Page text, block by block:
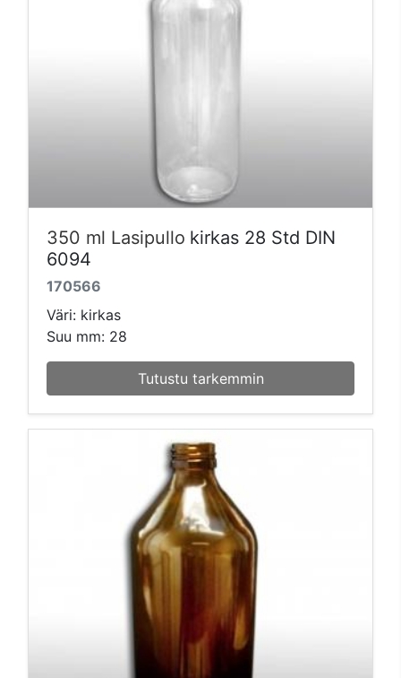
350 ml Lasipullo kirkas 28 Std DIN
6094
170566
Väri: kirkas
Suu mm: 28
Tutustu tarkemmin